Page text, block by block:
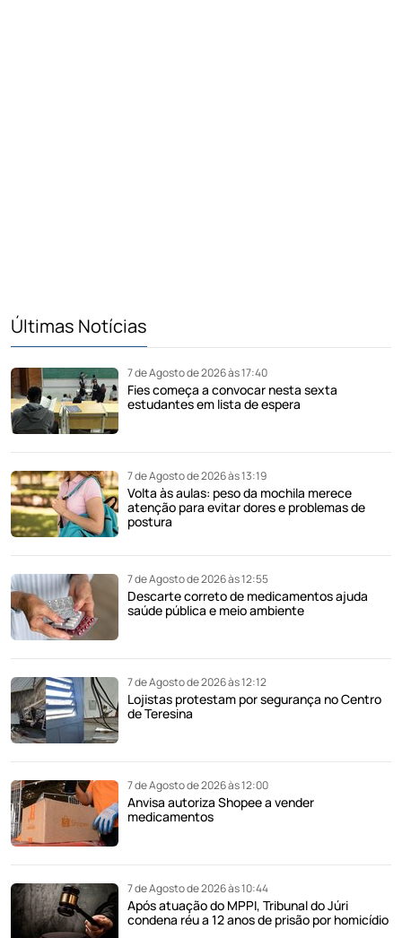
Últimas Notícias
7 de Agosto de 2026 às 17:40
Fies começa a convocar nesta sexta
estudantes em lista de espera
7 de Agosto de 2026 às 13:19
Volta às aulas: peso da mochila merece
atenção para evitar dores e problemas de
postura
7 de Agosto de 2026 às 12:55
Descarte correto de medicamentos ajuda
saúde pública e meio ambiente
7 de Agosto de 2026 às 12:12
Lojistas protestam por segurança no Centro
de Teresina
7 de Agosto de 2026 às 12:00
Anvisa autoriza Shopee a vender
medicamentos
7 de Agosto de 2026 às 10:44
Após atuação do MPPI, Tribunal do Júri
condena réu a 12 anos de prisão por homicídio